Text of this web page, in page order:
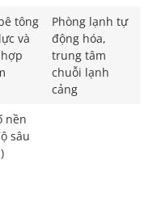
tông
và
Phòng lạnh tự
động hóa,
trung tâm
chuỗi lạnh
cảng
nền
sâu